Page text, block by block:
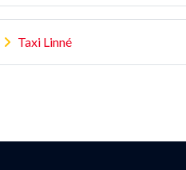
Taxi Linné